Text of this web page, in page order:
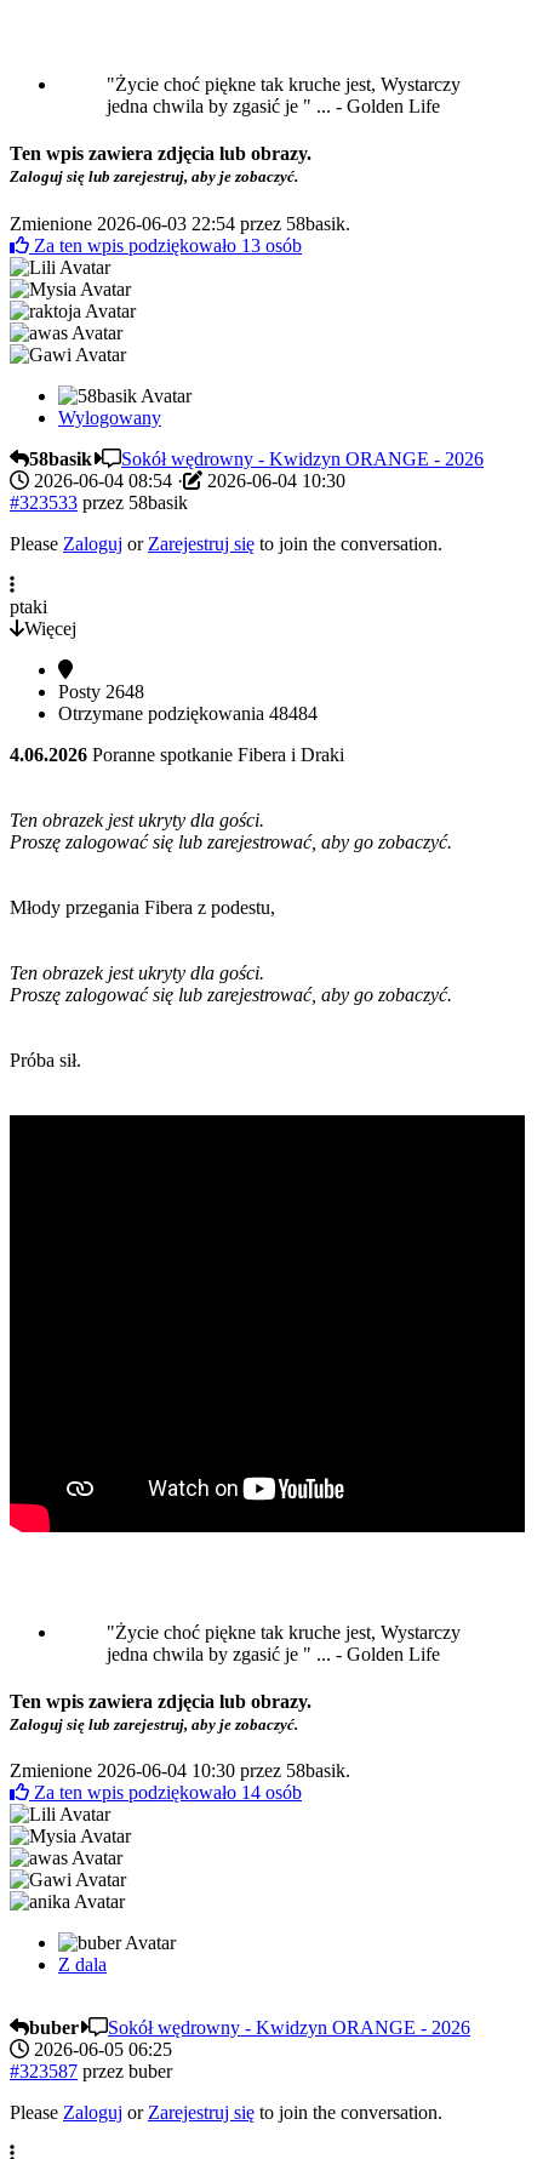
"Życie choć piękne tak kruche jest, Wystarczy
jedna chwila by zgasić je " ... - Golden Life
Ten wpis zawiera zdjęcia lub obrazy.
Zaloguj się lub zarejestruj, aby je zobaczyć.
Zmienione 2026-06-03 22:54 przez 58basik.
Za ten wpis podziękowało 13 osób
Wylogowany
58basik
Sokół wędrowny - Kwidzyn ORANGE - 2026
2026-06-04 08:54 ·
2026-06-04 10:30
#323533 przez 58basik
Please Zaloguj or Zarejestruj się to join the conversation.
ptaki
Więcej
Posty 2648
Otrzymane podziękowania 48484
4.06.2026 Poranne spotkanie Fibera i Draki
Ten obrazek jest ukryty dla gości.
Proszę zalogować się lub zarejestrować, aby go zobaczyć.
Młody przegania Fibera z podestu,
Ten obrazek jest ukryty dla gości.
Proszę zalogować się lub zarejestrować, aby go zobaczyć.
Próba sił.
"Życie choć piękne tak kruche jest, Wystarczy
jedna chwila by zgasić je " ... - Golden Life
Ten wpis zawiera zdjęcia lub obrazy.
Zaloguj się lub zarejestruj, aby je zobaczyć.
Zmienione 2026-06-04 10:30 przez 58basik.
Za ten wpis podziękowało 14 osób
Z dala
buber
Sokół wędrowny - Kwidzyn ORANGE - 2026
2026-06-05 06:25
#323587 przez buber
Please Zaloguj or Zarejestruj się to join the conversation.